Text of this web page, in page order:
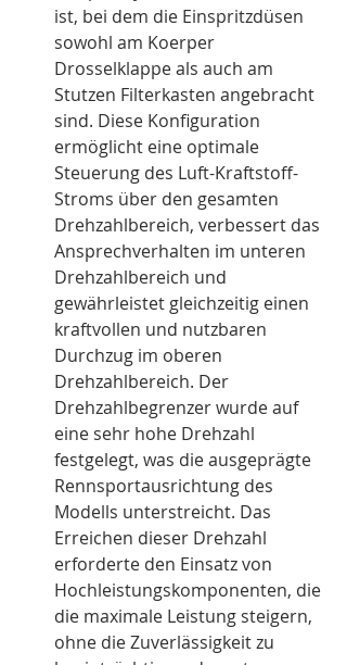
ist, bei dem die Einspritzdüsen
sowohl am Koerper
Drosselklappe als auch am
Stutzen Filterkasten angebracht
sind. Diese Konfiguration
ermöglicht eine optimale
Steuerung des Luft-Kraftstoff-
Stroms über den gesamten
Drehzahlbereich, verbessert das
Ansprechverhalten im unteren
Drehzahlbereich und
gewährleistet gleichzeitig einen
kraftvollen und nutzbaren
Durchzug im oberen
Drehzahlbereich. Der
Drehzahlbegrenzer wurde auf
eine sehr hohe Drehzahl
festgelegt, was die ausgeprägte
Rennsportausrichtung des
Modells unterstreicht. Das
Erreichen dieser Drehzahl
erforderte den Einsatz von
Hochleistungskomponenten, die
die maximale Leistung steigern,
ohne die Zuverlässigkeit zu